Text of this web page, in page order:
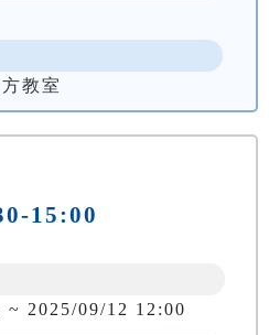
教室
15:00
~ 2025/09/12 12:00